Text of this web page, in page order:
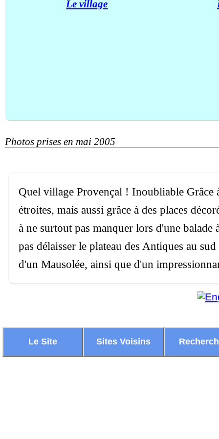
Le village
Photos prises en mai 2005
Quel village Provençal ! Inoubliable Grâce
étroites, mais aussi grâce à des places
à ne surtout pas manquer lors d'une
pas délaisser le plateau des Antiques au
d'un Mausolée, ainsi que d'un
Le Site Sites Voisins